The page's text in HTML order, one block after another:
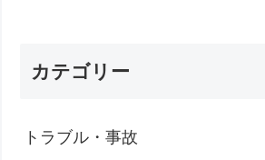
カテゴリー
トラブル・事故